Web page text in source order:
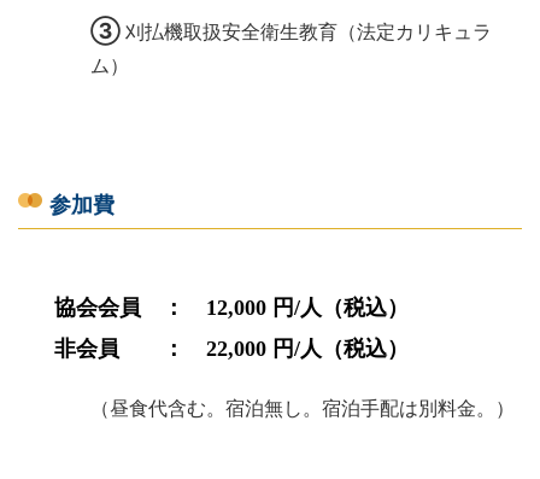
➂ 刈払機取扱安全衛生教育（法定カリキュラ
ム）
参加費
協会会員 ： 12,000 円/人（税込）
非会員 ： 22,000 円/人（税込）
（昼食代含む。宿泊無し。宿泊手配は別料金。）